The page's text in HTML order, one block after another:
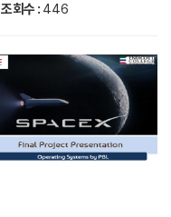
조회수 : 446